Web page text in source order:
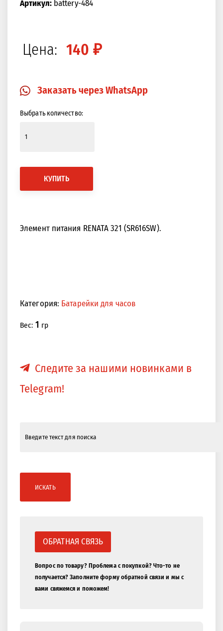
Артикул:battery-484
Цена: 140 ₽
Заказать через WhatsApp
Выбрать количество:
КУПИТЬ
Элемент питания RENATA 321 (SR616SW).
Категория: Батарейки для часов
Вес: 1 гр
Следите за нашими новинками в
Telegram!
ИСКАТЬ
ОБРАТНАЯ СВЯЗЬ
Вопрос по товару? Проблема с покупкой? Что-то не
получается? Заполните форму обратной связи и мы с
вами свяжемся и поможем!